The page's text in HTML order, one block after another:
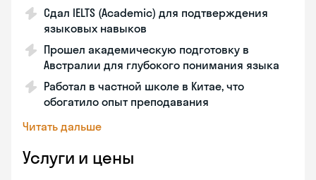
Сдал IELTS (Academic) для подтверждения
языковых навыков
Прошел академическую подготовку в
Австралии для глубокого понимания языка
Работал в частной школе в Китае, что
обогатило опыт преподавания
Читать дальше
Услуги и цены